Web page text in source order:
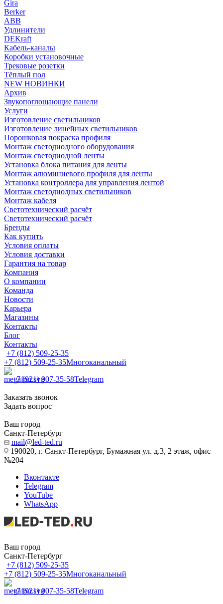
Gira
Berker
ABB
Удлинители
DEKraft
Кабель-каналы
Коробки установочные
Трековые розетки
Тёплый пол
NEW НОВИНКИ
Архив
Звукопоглощающие панели
Услуги
Изготовление светильников
Изготовление линейных светильников
Порошковая покраска профиля
Монтаж светодиодного оборудования
Монтаж светодиодной ленты
Установка блока питания для ленты
Монтаж алюминиевого профиля для ленты
Установка контроллера для управления лентой
Монтаж светодиодных светильников
Монтаж кабеля
Светотехнический расчёт
Светотехнический расчёт
Бренды
Как купить
Условия оплаты
Условия доставки
Гарантия на товар
Компания
О компании
Команда
Новости
Карьера
Магазины
Контакты
Блог
Контакты
+7 (812) 509-25-35
+7 (812) 509-25-35Многоканальный
+7 (921) 907-35-58Telegram
Заказать звонок
Задать вопрос
Ваш город
Санкт-Петербург
mail@led-ted.ru
190020, г. Санкт-Петербург, Бумажная ул. д.3, 2 этаж, офис
№204
Вконтакте
Telegram
YouTube
WhatsApp
Ваш город
Санкт-Петербург
+7 (812) 509-25-35
+7 (812) 509-25-35Многоканальный
+7 (921) 907-35-58Telegram